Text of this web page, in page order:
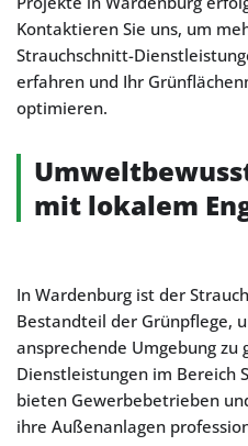
Kontaktieren Sie uns, um
Strauchschnitt-
erfahren und Ihr
optimieren.
mit lokalem
In Wardenburg ist der
Bestandteil der Grünpflege,
ansprechende Umgebung zu
Dienstleistungen im Bereich
bieten Gewerbebetrieben
ihre Außenanlagen